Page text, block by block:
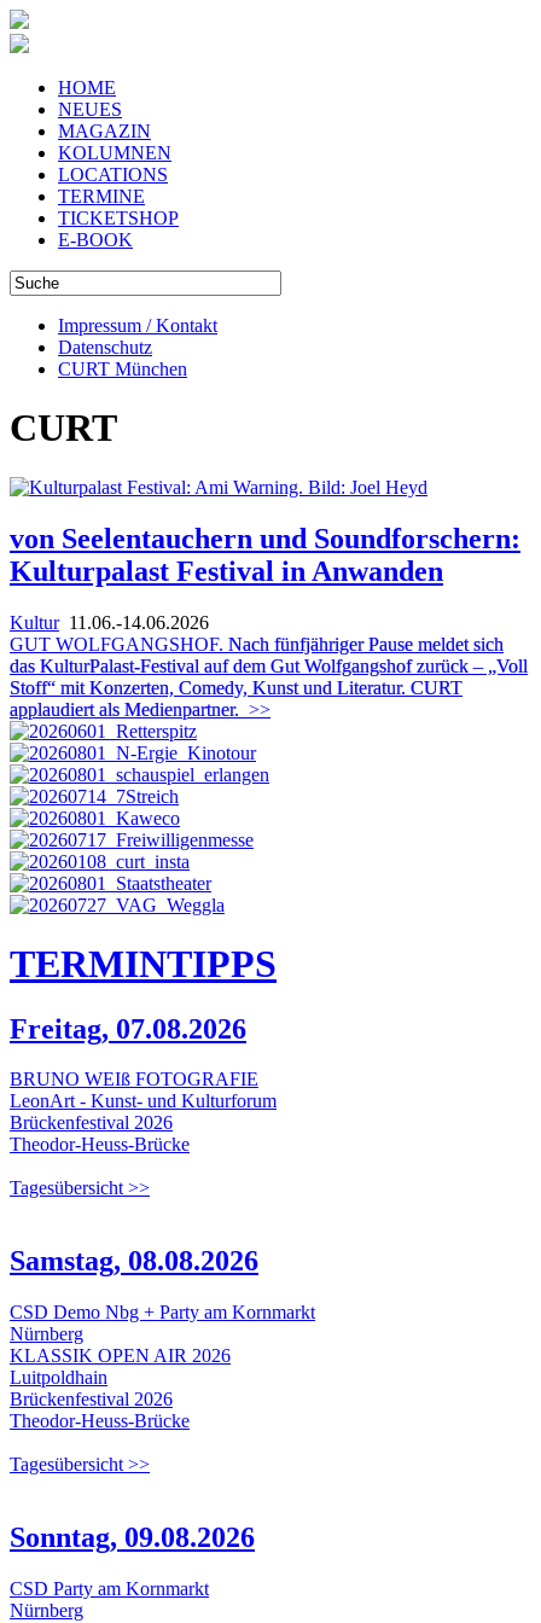
HOME
NEUES
MAGAZIN
KOLUMNEN
LOCATIONS
TERMINE
TICKETSHOP
E-BOOK
Impressum / Kontakt
Datenschutz
CURT München
CURT
von Seelentauchern und Soundforschern:
Kulturpalast Festival in Anwanden
Kultur11.06.-14.06.2026
GUT WOLFGANGSHOF. Nach fünfjähriger Pause meldet sich
das KulturPalast-Festival auf dem Gut Wolfgangshof zurück – „Voll
Stoff“ mit Konzerten, Comedy, Kunst und Literatur. CURT
applaudiert als Medienpartner. >>
TERMINTIPPS
Freitag, 07.08.2026
BRUNO WEIß FOTOGRAFIE
LeonArt - Kunst- und Kulturforum
Brückenfestival 2026
Theodor-Heuss-Brücke
Tagesübersicht >>
Samstag, 08.08.2026
CSD Demo Nbg + Party am Kornmarkt
Nürnberg
KLASSIK OPEN AIR 2026
Luitpoldhain
Brückenfestival 2026
Theodor-Heuss-Brücke
Tagesübersicht >>
Sonntag, 09.08.2026
CSD Party am Kornmarkt
Nürnberg